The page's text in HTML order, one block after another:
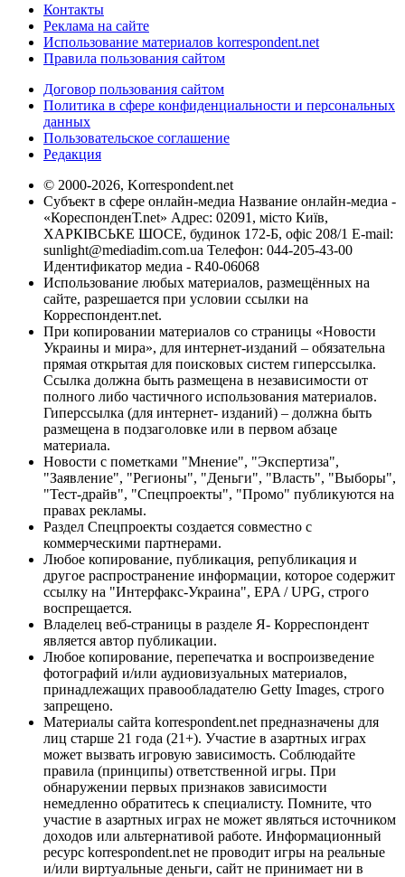
Контакты
Реклама на сайте
Использование материалов korrespondent.net
Правила пользования сайтом
Договор пользования сайтом
Политика в сфере конфиденциальности и персональных
данных
Пользовательское соглашение
Редакция
© 2000-2026, Korrespondent.net
Субъект в сфере онлайн-медиа Название онлайн-медиа -
«КореспонденТ.net» Адрес: 02091, місто Київ,
ХАРКІВСЬКЕ ШОСЕ, будинок 172-Б, офіс 208/1 E-mail:
sunlight@mediadim.com.ua Телефон: 044-205-43-00
Идентификатор медиа - R40-06068
Использование любых материалов, размещённых на
сайте, разрешается при условии ссылки на
Корреспондент.net.
При копировании материалов со страницы «Новости
Украины и мира», для интернет-изданий – обязательна
прямая открытая для поисковых систем гиперссылка.
Ссылка должна быть размещена в независимости от
полного либо частичного использования материалов.
Гиперссылка (для интернет- изданий) – должна быть
размещена в подзаголовке или в первом абзаце
материала.
Новости с пометками "Мнение", "Экспертиза",
"Заявление", "Регионы", "Деньги", "Власть", "Выборы",
"Тест-драйв", "Спецпроекты", "Промо" публикуются на
правах рекламы.
Раздел Спецпроекты создается совместно с
коммерческими партнерами.
Любое копирование, публикация, републикация и
другое распространение информации, которое содержит
ссылку на "Интерфакс-Украина", EPA / UPG, строго
воспрещается.
Владелец веб-страницы в разделе Я- Корреспондент
является автор публикации.
Любое копирование, перепечатка и воспроизведение
фотографий и/или аудиовизуальных материалов,
принадлежащих правообладателю Getty Images, строго
запрещено.
Материалы сайта korrespondent.net предназначены для
лиц старше 21 года (21+). Участие в азартных играх
может вызвать игровую зависимость. Соблюдайте
правила (принципы) ответственной игры. При
обнаружении первых признаков зависимости
немедленно обратитесь к специалисту. Помните, что
участие в азартных играх не может являться источником
доходов или альтернативой работе. Информационный
ресурс korrespondent.net не проводит игры на реальные
и/или виртуальные деньги, сайт не принимает ни в